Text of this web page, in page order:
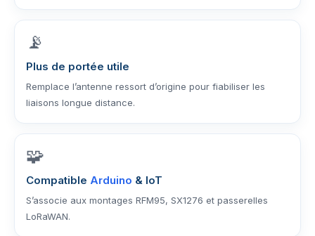
📡
Plus de portée utile
Remplace l’antenne ressort d’origine pour fiabiliser les
liaisons longue distance.
🧩
Compatible Arduino & IoT
S’associe aux montages RFM95, SX1276 et passerelles
LoRaWAN.